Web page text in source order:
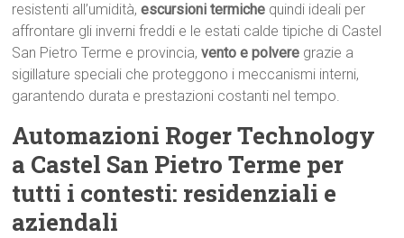
resistenti all’umidità,escursioni termiche quindi ideali per
affrontare gli inverni freddi e le estati calde tipiche di Castel
San Pietro Terme e provincia,vento e polvere grazie a
sigillature speciali che proteggono i meccanismi interni,
garantendo durata e prestazioni costanti nel tempo.
Automazioni Roger Technology
a Castel San Pietro Terme per
tutti i contesti: residenziali e
aziendali